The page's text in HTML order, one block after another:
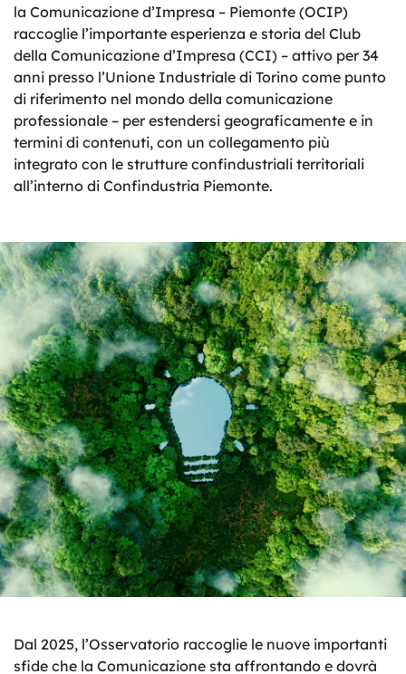
la Comunicazione d’Impresa – Piemonte (OCIP)
raccoglie l’importante esperienza e storia del Club
della Comunicazione d’Impresa (CCI) – attivo per 34
anni presso l’Unione Industriale di Torino come punto
di riferimento nel mondo della comunicazione
professionale – per estendersi geograficamente e in
termini di contenuti, con un collegamento più
integrato con le strutture confindustriali territoriali
all’interno di Confindustria Piemonte.
Dal 2025, l’Osservatorio raccoglie le nuove importanti
sfide che la Comunicazione sta affrontando e dovrà